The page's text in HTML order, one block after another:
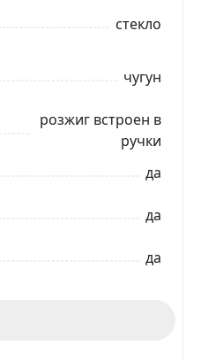
стекло
чугун
розжиг встроен в
ручки
да
да
да
ЗАКАЗАТЬ В 1 КЛИК